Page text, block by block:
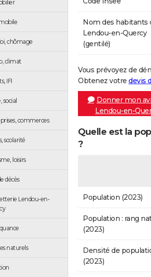
chômage
climat
IFI
social
commerces
scolarité
loisirs
décès
Lendou-en-
naturels
Nom des habitants
Lendou-en-Quercy
(gentilé)
Vous prévoyez de
Obtenez votre devis
Donner mon
Lendou-en-
Quelle est la
?
Population (2023)
Population : rang
(2023)
Densité de
(2023)